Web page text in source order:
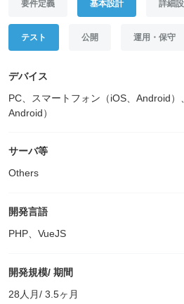
要件定義 基本設計 詳細
テスト 公開 運用・保守
デバイス
PC、スマートフォン（iOS、Android）
Android）
サーバ等
Others
開発言語
PHP、VueJS
開発規模/ 期間
28人月/ 3.5ヶ月